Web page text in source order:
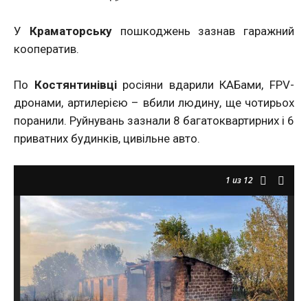
У Краматорськупошкоджень зазнав гаражний
кооператив.
По Костянтинівціросіяни вдарили КАБами, FPV-
дронами, артилерією – вбили людину, ще чотирьох
поранили. Руйнувань зазнали 8 багатоквартирних і 6
приватних будинків, цивільне авто.
1 из 12